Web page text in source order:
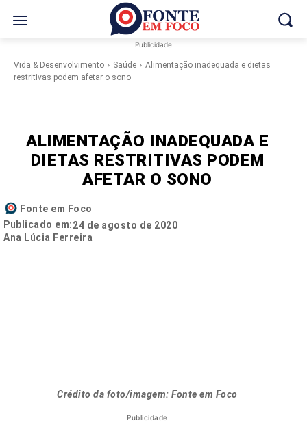
Publicidade
Vida & Desenvolvimento Saúde
Alimentação inadequada e dietas
restritivas podem afetar o sono
ALIMENTAÇÃO INADEQUADA E
DIETAS RESTRITIVAS PODEM
AFETAR O SONO
Fonte em Foco
Publicado em:24 de agosto de 2020
Ana Lúcia Ferreira
Crédito da foto/imagem: Fonte em Foco
Publicidade